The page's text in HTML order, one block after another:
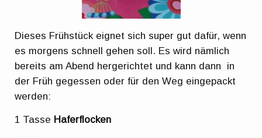
Dieses Frühstück eignet sich super gut dafür, wenn
es morgens schnell gehen soll. Es wird nämlich
bereits am Abend hergerichtet und kann dann in
der Früh gegessen oder für den Weg eingepackt
werden:
1 Tasse Haferflocken